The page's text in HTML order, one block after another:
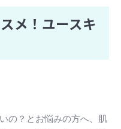
メ！ユースキ
の？とお悩みの方へ、肌